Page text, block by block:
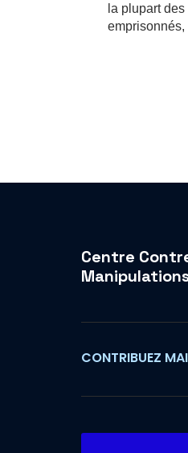
la plupart
emprisonnés,
Centre
CONTRIBUEZ